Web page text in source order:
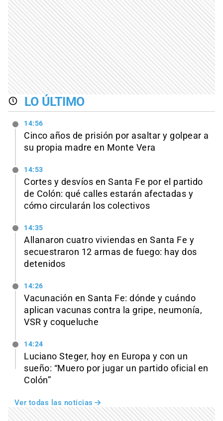
LO ÚLTIMO
14:56
Cinco años de prisión por asaltar y golpear a
su propia madre en Monte Vera
14:53
Cortes y desvíos en Santa Fe por el partido
de Colón: qué calles estarán afectadas y
cómo circularán los colectivos
14:35
Allanaron cuatro viviendas en Santa Fe y
secuestraron 12 armas de fuego: hay dos
detenidos
14:26
Vacunación en Santa Fe: dónde y cuándo
aplican vacunas contra la gripe, neumonía,
VSR y coqueluche
14:24
Luciano Steger, hoy en Europa y con un
sueño: “Muero por jugar un partido oficial en
Colón”
Ver todas las noticias